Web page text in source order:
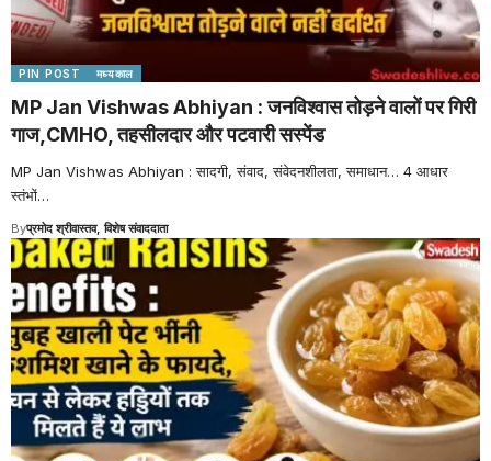
PIN POST मध्यकाल
MP Jan Vishwas Abhiyan : जनविश्वास तोड़ने वालों पर गिरी
गाज,CMHO, तहसीलदार और पटवारी सस्पेंड
MP Jan Vishwas Abhiyan : सादगी, संवाद, संवेदनशीलता, समाधान… 4 आधार
स्तंभों…
Byप्रमोद श्रीवास्तव, विशेष संवाददाता